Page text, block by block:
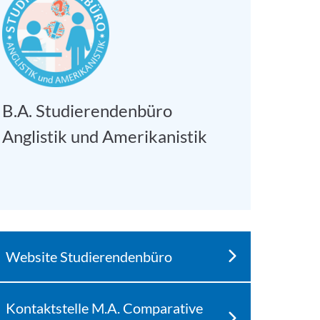
B.A. Studierendenbüro
Anglistik und Amerikanistik
Website Studierendenbüro
Kontaktstelle M.A. Comparative